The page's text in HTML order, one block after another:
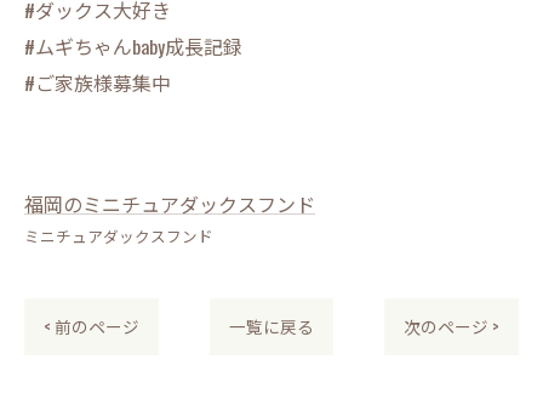
#ダックス大好き
#ムギちゃんbaby成長記録
#ご家族様募集中
福岡のミニチュアダックスフンド
ミニチュアダックスフンド
< 前のページ 一覧に戻る 次のページ >